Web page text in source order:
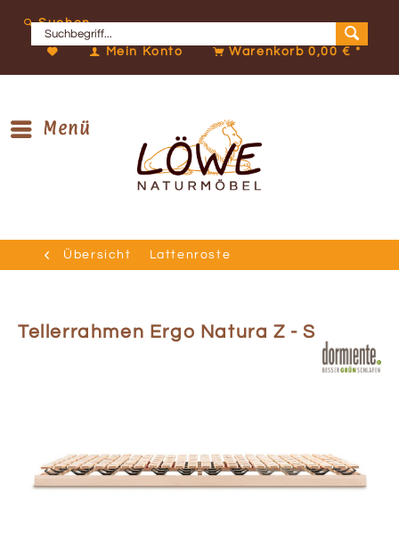
Suchen
Mein Konto Warenkorb0,00 € *
Menü
Übersicht Lattenroste
Tellerrahmen Ergo Natura Z - S